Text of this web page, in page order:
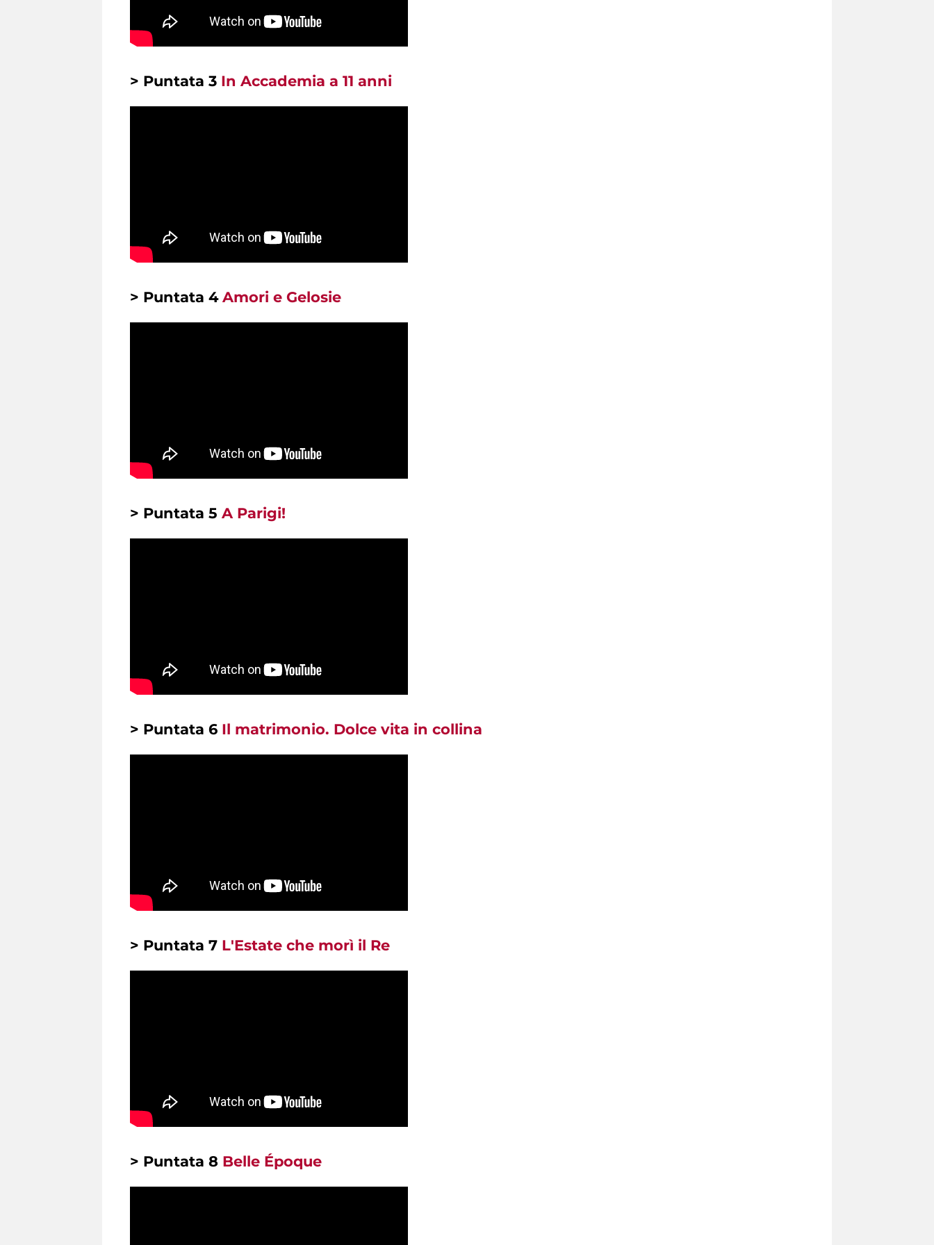
> Puntata 3 In Accademia a 11 anni
> Puntata 4 Amori e Gelosie
> Puntata 5 A Parigi!
> Puntata 6 Il matrimonio. Dolce vita in collina
> Puntata 7 L'Estate che morì il Re
> Puntata 8 Belle Époque